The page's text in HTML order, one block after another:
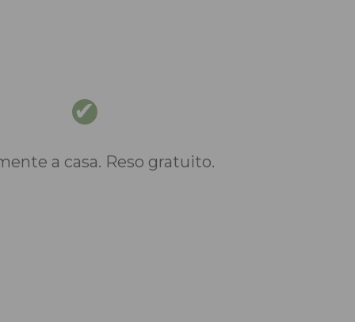
a casa. Reso gratuito.